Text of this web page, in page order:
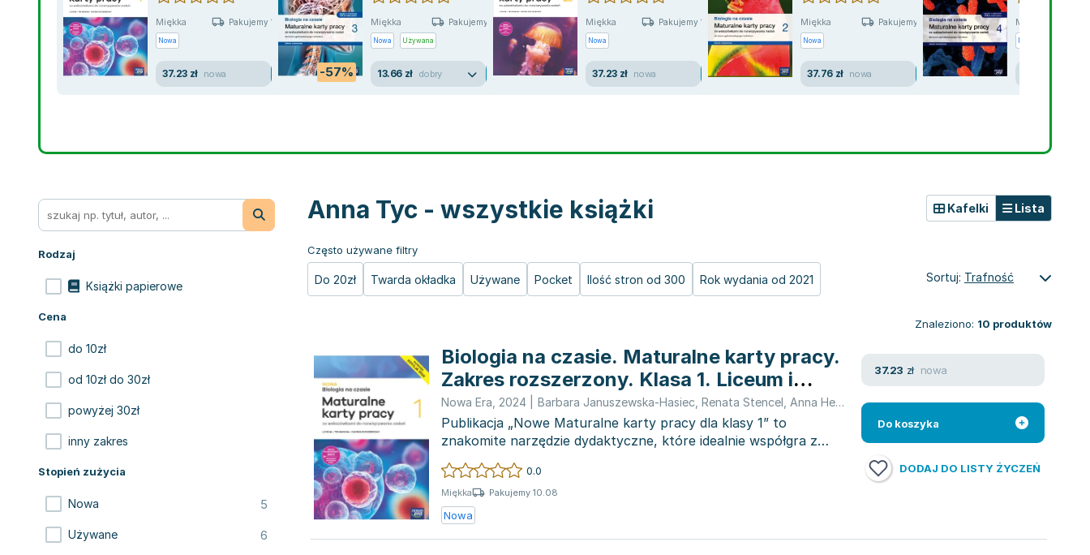
Miękka Pakujemy 10.08
Nowa
37.23 zł nowa -57%
Miękka Pakujemy jutro
Nowa Używana
13.66 zł dobry
Miękka Pakujemy 10.08
Nowa
37.23 zł nowa
Miękka Pakujemy jutro
Nowa
37.76 zł nowa
Miękka
Nowa
Rodzaj
Książki papierowe
Cena
do 10zł
od 10zł do 30zł
powyżej 30zł
inny zakres
Stopień zużycia
Nowa 5
Używane 6
Anna Tyc - wszystkie książki
Często używane filtry
Do 20zł Twarda okładka Używane Pocket Ilość stron od 300 Rok wydania od 2021
Kafelki Lista
Sortuj: Trafność
Znaleziono: 10 produktów
Biologia na czasie. Maturalne karty pracy.
Zakres rozszerzony. Klasa 1. Liceum i
technikum.
Nowa Era 2024 Barbara Januszewska-Hasiec Renata Stencel Anna Helmin Anna Tyc,Jolanta Pawłowska
Publikacja „Nowe Maturalne karty pracy dla klasy 1” to
znakomite narzędzie dydaktyczne, które idealnie współgra z
podręcznikiem „N...
0.0
Miękka Pakujemy 10.08
Nowa
37.23 zł nowa
Do koszyka
DODAJ DO LISTY ŻYCZEŃ